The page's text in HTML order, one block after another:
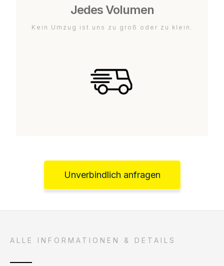
Jedes Volumen
Kein Umzug ist uns zu groß oder zu klein.
Unverbindlich anfragen
ALLE INFORMATIONEN & DETAILS